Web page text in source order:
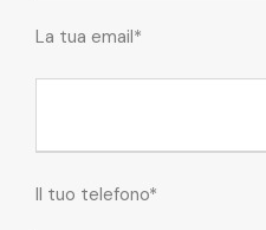
La tua email*
Il tuo telefono*